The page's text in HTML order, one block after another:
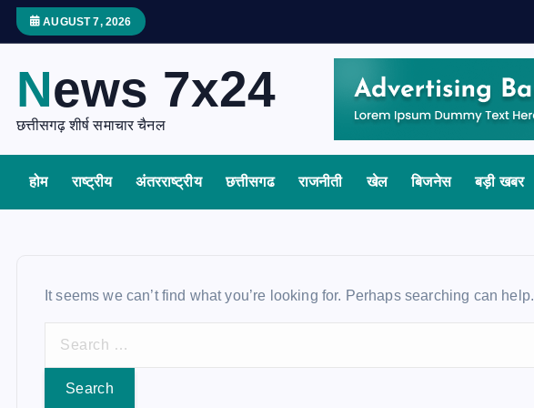
c
n
AUGUST 7, 2026
News 7x24
छत्तीसगढ़ शीर्ष समाचार चैनल
होम राष्ट्रीय अंतरराष्ट्रीय छत्तीसगढ राजनीती खेल बिजनेस बड़ी खबर
It seems we can’t find what you’re looking for. Perhaps searching can help.